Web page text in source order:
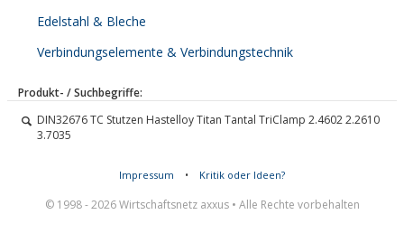
Edelstahl & Bleche
Verbindungselemente & Verbindungstechnik
Produkt- / Suchbegriffe:
DIN32676 TC Stutzen Hastelloy Titan Tantal TriClamp 2.4602 2.2610
3.7035
Impressum • Kritik oder Ideen?
© 1998 - 2026 Wirtschaftsnetz axxus • Alle Rechte vorbehalten